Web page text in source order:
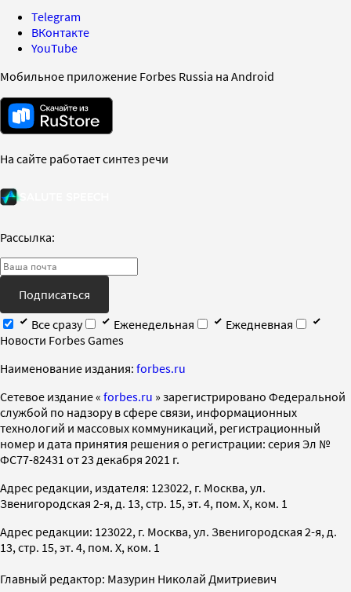
Telegram
ВКонтакте
YouTube
Мобильное приложение Forbes Russia на Android
На сайте работает синтез речи
Рассылка:
Подписаться
Все сразу
Еженедельная
Ежедневная
Новости Forbes Games
Наименование издания: forbes.ru
Cетевое издание « forbes.ru » зарегистрировано Федеральной
службой по надзору в сфере связи, информационных
технологий и массовых коммуникаций, регистрационный
номер и дата принятия решения о регистрации: серия Эл №
ФС77-82431 от 23 декабря 2021 г.
Адрес редакции, издателя: 123022, г. Москва, ул.
Звенигородская 2-я, д. 13, стр. 15, эт. 4, пом. X, ком. 1
Адрес редакции: 123022, г. Москва, ул. Звенигородская 2-я, д.
13, стр. 15, эт. 4, пом. X, ком. 1
Главный редактор: Мазурин Николай Дмитриевич